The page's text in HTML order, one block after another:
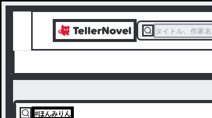
タイトル、作家
#ほんみりん